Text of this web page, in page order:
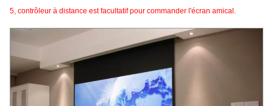
5, contrôleur à distance est facultatif pour commander l'écran amical.